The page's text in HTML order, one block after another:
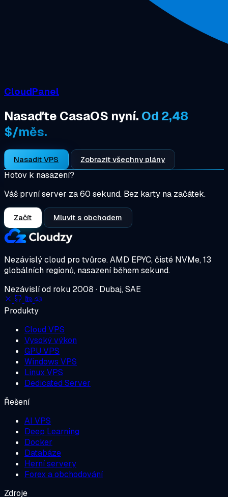
CloudPanel
Nasaďte CasaOS nyní. Od 2,48
$/měs.
Nasadit VPS Zobrazit všechny plány
Hotov k nasazení?
Váš první server za 60 sekund. Bez karty na začátek.
Začít Mluvit s obchodem
Nezávislý cloud pro tvůrce.AMD EPYC, čisté NVMe, 13
globálních regionů, nasazení během sekund.
Nezávislí od roku 2008 · Dubaj, SAE
Produkty
Cloud VPS
Vysoký výkon
GPU VPS
Windows VPS
Linux VPS
Dedicated Server
Řešení
AI VPS
Deep Learning
Docker
Databáze
Herní servery
Forex a obchodování
Zdroje